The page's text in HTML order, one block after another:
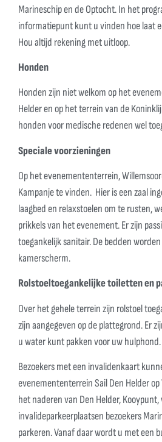
Marineschip en de Optocht. In het
informatiepunt kunt u vinden hoe laat
Hou altijd rekening met uitloop.
Honden
Honden zijn niet welkom op het
Helder en op het terrein van de
honden voor medische redenen wel
Speciale voorzieningen
Op het evenemententerrein,
Kampanje te vinden. Hier is een zaal
laagbed en relaxstoelen om te rusten,
prikkels van het evenement. Er zijn
toegankelijk sanitair. De bedden
kamerscherm.
Rolstoeltoegankelijke toiletten en
Over het gehele terrein zijn rolstoel
zijn aangegeven op de plattegrond. Er
u water kunt pakken voor uw hulphond.
Bezoekers met een invalidenkaart
evenemententerrein Sail Den Helder op
het naderen van Den Helder,
invalideparkeerplaatsen bezoekers
parkeren. Vanaf daar wordt u met een